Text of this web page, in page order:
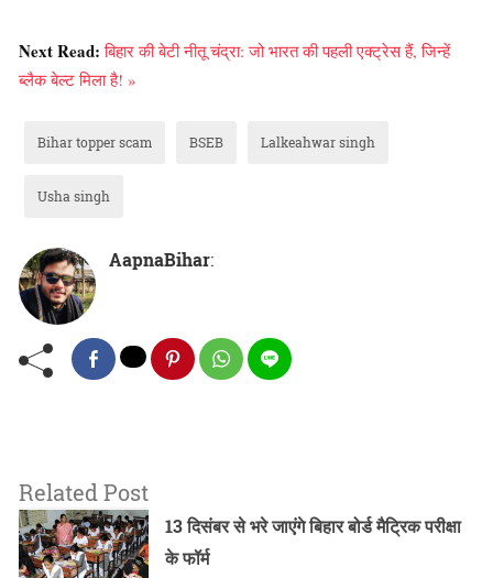
Next Read:बिहार की बेटी नीतू चंद्रा: जो भारत की पहली एक्ट्रेस हैं, जिन्हें
ब्लैक बेल्ट मिला है! »
Bihar topper scam BSEB Lalkeahwar singh
Usha singh
AapnaBihar:
Related Post
13 दिसंबर से भरे जाएंगे बिहार बोर्ड मैट्रिक परीक्षा
के फॉर्म